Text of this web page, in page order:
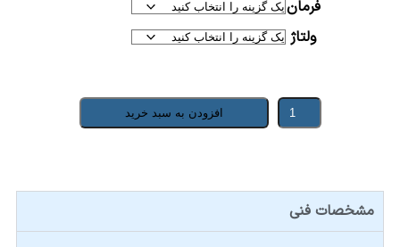
فرمان
ولتاژ
افزودن به سبد خرید
مشخصات فنی